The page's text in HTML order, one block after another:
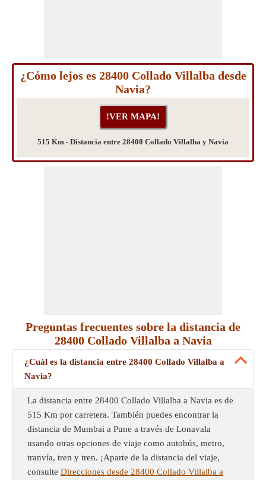
¿Cómo lejos es 28400 Collado Villalba desde
Navia?
515 Km - Distancia entre 28400 Collado Villalba y Navia
Preguntas frecuentes sobre la distancia de
28400 Collado Villalba a Navia
¿Cuál es la distancia entre 28400 Collado Villalba a
Navia?
La distancia entre 28400 Collado Villalba a Navia es de
515 Km por carretera. También puedes encontrar la
distancia de Mumbai a Pune a través de Lonavala
usando otras opciones de viaje como autobús, metro,
tranvía, tren y tren. ¡Aparte de la distancia del viaje,
consulte Direcciones desde 28400 Collado Villalba a